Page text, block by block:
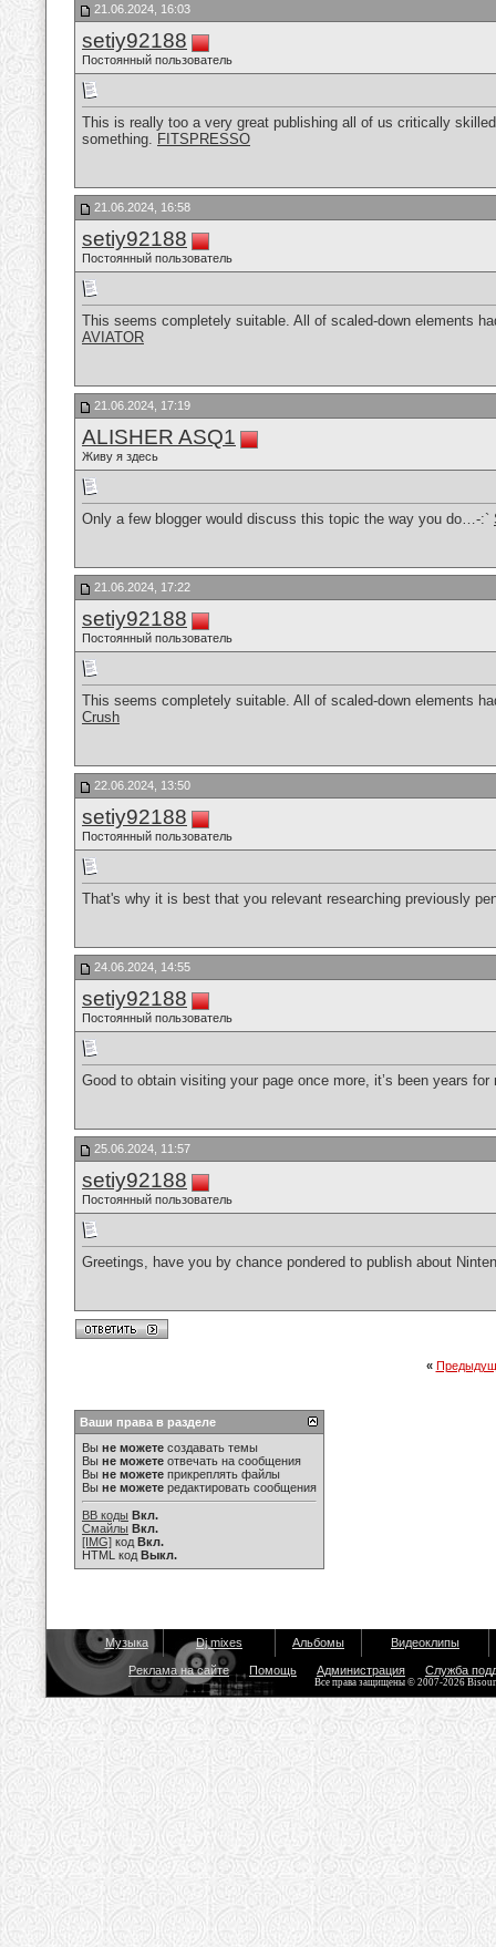
21.06.2024, 16:03
setiy92188
Постоянный пользователь
This is really too a very great publishing all of us critically
something. FITSPRESSO
21.06.2024, 16:58
setiy92188
Постоянный пользователь
This seems completely suitable. All of scaled-down elements
AVIATOR
21.06.2024, 17:19
ALISHER ASQ1
Живу я здесь
Only a few blogger would discuss this topic the way you do…-:`
21.06.2024, 17:22
setiy92188
Постоянный пользователь
This seems completely suitable. All of scaled-down elements
Crush
22.06.2024, 13:50
setiy92188
Постоянный пользователь
That's why it is best that you relevant researching previously
24.06.2024, 14:55
setiy92188
Постоянный пользователь
Good to obtain visiting your page once more, it’s been years
25.06.2024, 11:57
setiy92188
Постоянный пользователь
Greetings, have you by chance pondered to publish about
«
Ваши права в разделе
Вы не можете создавать темы
Вы не можете отвечать на сообщения
Вы не можете прикреплять файлы
Вы не можете редактировать сообщения
BB коды Вкл.
Смайлы Вкл.
[IMG] код Вкл.
HTML код Выкл.
Музыка Dj mixes Альбомы Видеоклипы
Реклама на сайте Помощь Администрация Служба
Все права защищены © 2007-2026